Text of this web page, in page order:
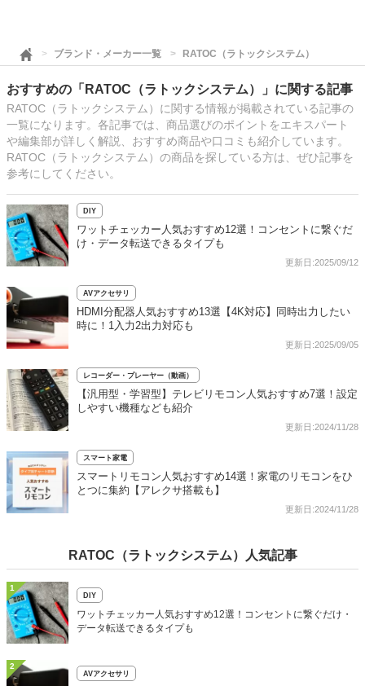
ブランド・メーカー一覧 RATOC（ラトックシステム）
おすすめの「RATOC（ラトックシステム）」に関する記事
RATOC（ラトックシステム）に関する情報が掲載されている記事の
一覧になります。各記事では、商品選びのポイントをエキスパート
や編集部が詳しく解説、おすすめ商品や口コミも紹介しています。
RATOC（ラトックシステム）の商品を探している方は、ぜひ記事を
参考にしてください。
DIY
ワットチェッカー人気おすすめ12選！コンセントに繋ぐだ
け・データ転送できるタイプも
更新日:2025/09/12
AVアクセサリ
HDMI分配器人気おすすめ13選【4K対応】同時出力したい
時に！1入力2出力対応も
更新日:2025/09/05
レコーダー・プレーヤー（動画）
【汎用型・学習型】テレビリモコン人気おすすめ7選！設定
しやすい機種なども紹介
更新日:2024/11/28
スマート家電
スマートリモコン人気おすすめ14選！家電のリモコンをひ
とつに集約【アレクサ搭載も】
更新日:2024/11/28
RATOC（ラトックシステム）人気記事
1
DIY
ワットチェッカー人気おすすめ12選！コンセントに繋ぐだけ・
データ転送できるタイプも
2
AVアクセサリ